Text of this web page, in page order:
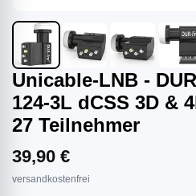
Unicable-LNB -
124-3L dCSS 3D &
27 Teilnehmer
39,90 €
versandkostenfrei